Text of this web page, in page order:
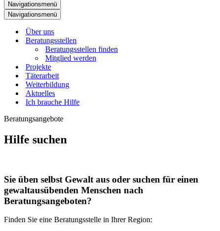
Navigationsmenü
Navigationsmenü
Über uns
Beratungsstellen
Beratungsstellen finden
Mitglied werden
Projekte
Täterarbeit
Weiterbildung
Aktuelles
Ich brauche Hilfe
Beratungsangebote
Hilfe suchen
Sie üben selbst Gewalt aus oder suchen für einen
gewaltausübenden Menschen nach
Beratungsangeboten?
Finden Sie eine Beratungsstelle in Ihrer Region: